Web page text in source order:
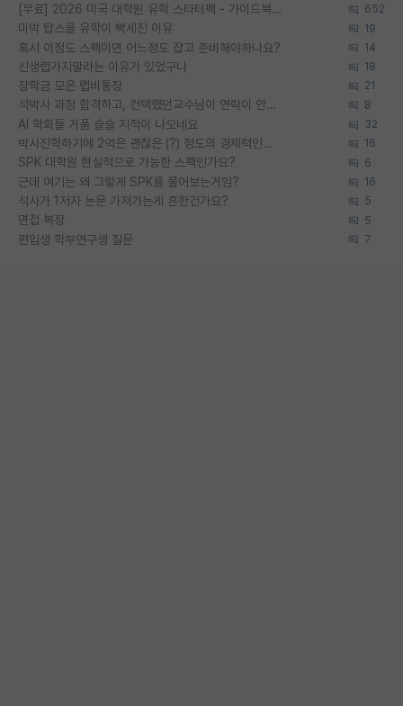
[무료] 2026 미국 대학원 유학 스타터팩 - 가이드북 & 합격자 컨택메일 템플릿 652
미박 탑스쿨 유학이 빡세진 이유 19
혹시 이정도 스펙이면 어느정도 잡고 준비해야하나요? 14
신생랩가지말라는 이유가 있었구나 18
장학금 모은 랩비통장 21
석박사 과정 합격하고, 컨택했던교수님이 연락이 안됩니다... 8
AI 학회들 거품 슬슬 지적이 나오네요 32
박사진학하기에 2억은 괜찮은 (?) 정도의 경제력인가요 16
SPK 대학원 현실적으로 가능한 스펙인가요? 6
근데 여기는 왜 그렇게 SPK를 물어보는거임? 16
석사가 1저자 논문 가져가는게 흔한건가요? 5
면접 복장 5
편입생 학부연구생 질문 7